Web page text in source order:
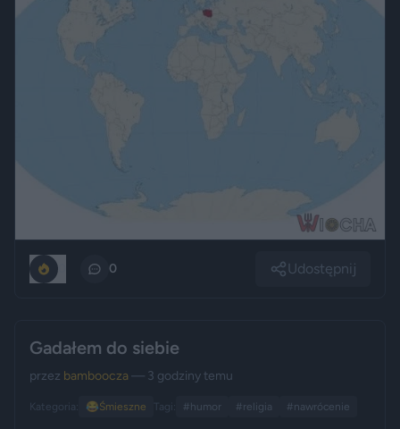
0 Udostępnij
Gadałem do siebie
przez bamboocza — 3 godziny temu
Kategoria: 😂Śmieszne Tagi: #humor #religia #nawrócenie